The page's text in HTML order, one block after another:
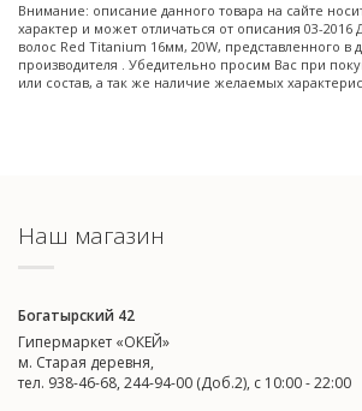
Внимание: описание данного товара на сайте
характер и может отличаться от описания 03-2016
волос Red Titanium 16мм, 20W, представленного в
производителя . Убедительно просим Вас при
или состав, а так же наличие желаемых
Наш магазин
Богатырский 42
Гипермаркет «ОКЕЙ»
м. Старая деревня,
тел. 938-46-68, 244-94-00 (Доб.2), c 10:00 - 22:00